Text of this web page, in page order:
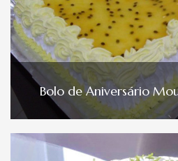
Bolo de Aniversário